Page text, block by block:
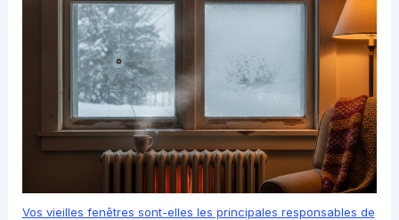
Vos vieilles fenêtres sont-elles les principales responsables de